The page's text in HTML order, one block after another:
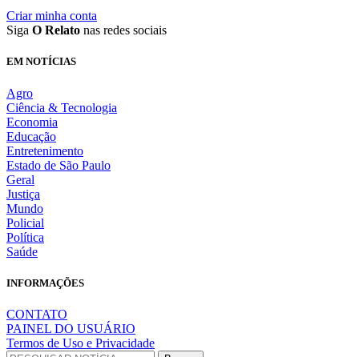
Criar minha conta
Siga O Relato nas redes sociais
EM NOTÍCIAS
Agro
Ciência & Tecnologia
Economia
Educação
Entretenimento
Estado de São Paulo
Geral
Justiça
Mundo
Policial
Política
Saúde
INFORMAÇÕES
CONTATO
PAINEL DO USUÁRIO
Termos de Uso e Privacidade